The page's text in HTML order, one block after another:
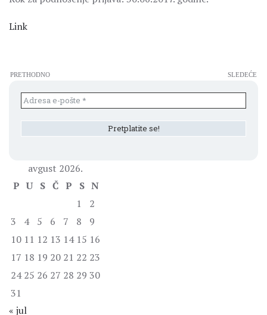
Link
PRETHODNO SLEDEĆE
avgust 2026.
P U S Č P S N
1
2
3
4 5 6 7 8
9
10 11 12 13 14 15 16
17 18 19 20 21 22 23
24 25 26 27 28 29 30
31
« jul